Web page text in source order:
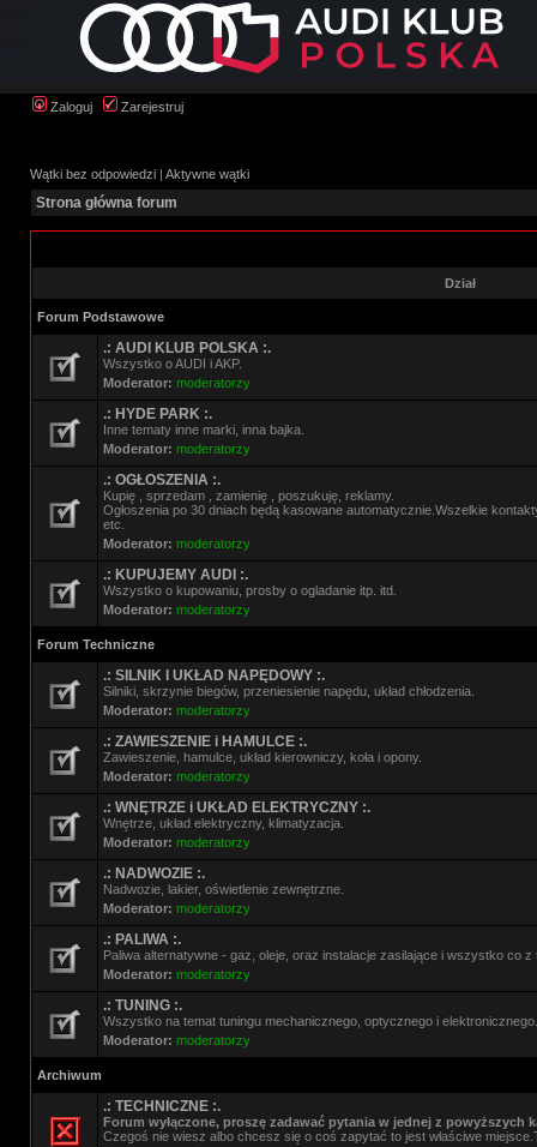
Zaloguj Zarejestruj
Wątki bez odpowiedzi | Aktywne wątki
Strona główna forum
Dział
Forum Podstawowe
.: AUDI KLUB POLSKA :.
Wszystko o AUDI i AKP.
Moderator: moderatorzy
.: HYDE PARK :.
Inne tematy inne marki, inna bajka.
Moderator: moderatorzy
.: OGŁOSZENIA :.
Kupię , sprzedam , zamienię , poszukuję, reklamy.
Ogłoszenia po 30 dniach będą kasowane automatycznie.Wszelkie
etc.
Moderator: moderatorzy
.: KUPUJEMY AUDI :.
Wszystko o kupowaniu, prosby o ogladanie itp. itd.
Moderator: moderatorzy
Forum Techniczne
.: SILNIK I UKŁAD NAPĘDOWY :.
Silniki, skrzynie biegów, przeniesienie napędu, układ chłodzenia.
Moderator: moderatorzy
.: ZAWIESZENIE i HAMULCE :.
Zawieszenie, hamulce, układ kierowniczy, koła i opony.
Moderator: moderatorzy
.: WNĘTRZE i UKŁAD ELEKTRYCZNY :.
Wnętrze, układ elektryczny, klimatyzacja.
Moderator: moderatorzy
.: NADWOZIE :.
Nadwozie, lakier, oświetlenie zewnętrzne.
Moderator: moderatorzy
.: PALIWA :.
Paliwa alternatywne - gaz, oleje, oraz instalacje zasilające i wszystko co z
Moderator: moderatorzy
.: TUNING :.
Wszystko na temat tuningu mechanicznego, optycznego i elektronicznego.
Moderator: moderatorzy
Archiwum
.: TECHNICZNE :.
Forum wyłączone, proszę zadawać pytania w jednej z powyższych
Czegoś nie wiesz albo chcesz się o coś zapytać to jest właściwe